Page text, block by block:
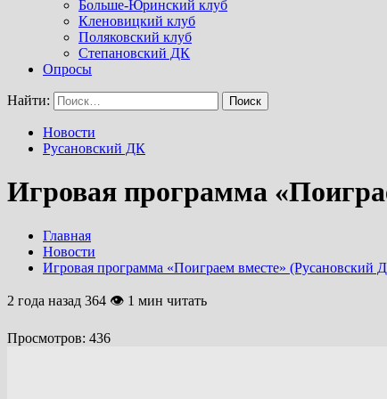
Больше-Юринский клуб
Кленовицкий клуб
Поляковский клуб
Степановский ДК
Опросы
Найти:
Новости
Русановский ДК
Игровая программа
Главная
Новости
Игровая программа «Поиграем вместе» (Русановский
2 года назад 364 👁 1 мин читать
Просмотров: 436